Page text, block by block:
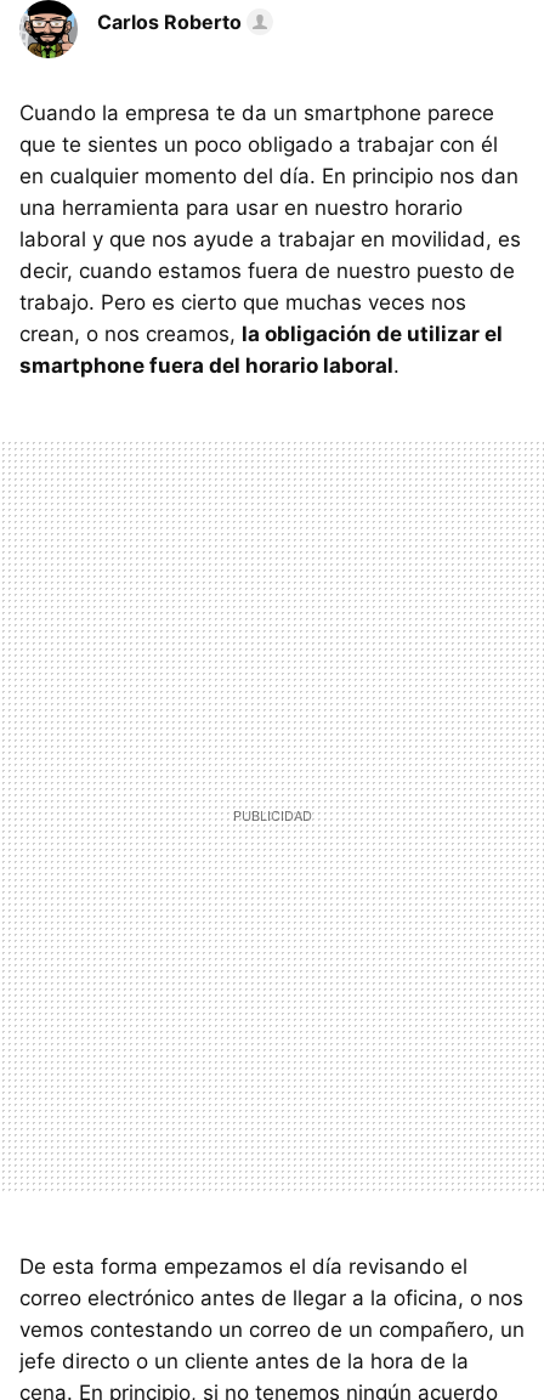
Carlos Roberto
Cuando la empresa te da un smartphone parece
que te sientes un poco obligado a trabajar con él
en cualquier momento del día. En principio nos dan
una herramienta para usar en nuestro horario
laboral y que nos ayude a trabajar en movilidad, es
decir, cuando estamos fuera de nuestro puesto de
trabajo. Pero es cierto que muchas veces nos
crean, o nos creamos, la obligación de utilizar el
smartphone fuera del horario laboral.
De esta forma empezamos el día revisando el
correo electrónico antes de llegar a la oficina, o nos
vemos contestando un correo de un compañero, un
jefe directo o un cliente antes de la hora de la
cena. En principio, si no tenemos ningún acuerdo